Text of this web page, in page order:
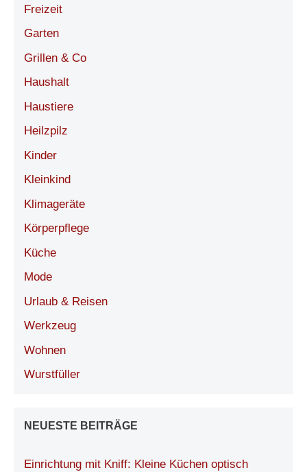
Freizeit
Garten
Grillen & Co
Haushalt
Haustiere
Heilzpilz
Kinder
Kleinkind
Klimageräte
Körperpflege
Küche
Mode
Urlaub & Reisen
Werkzeug
Wohnen
Wurstfüller
NEUESTE BEITRÄGE
Einrichtung mit Kniff: Kleine Küchen optisch